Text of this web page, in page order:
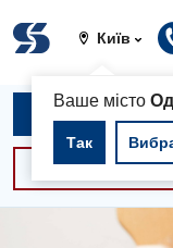
Київ
Ваше місто
Так